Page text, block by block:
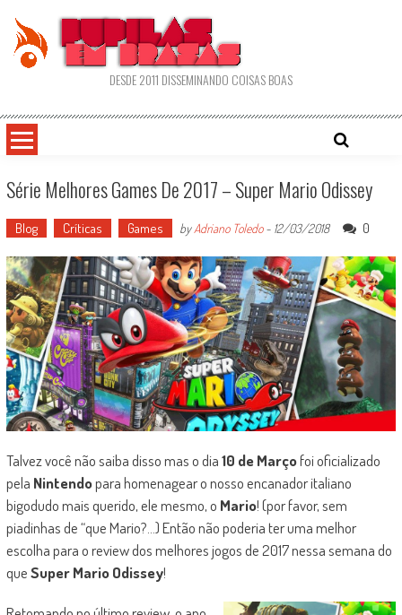
content
DESDE 2011 DISSEMINANDO COISAS BOAS
Série Melhores Games De 2017 – Super Mario Odissey
Blog Críticas Games byAdriano Toledo- 12/03/2018 0
Talvez você não saiba disso mas o dia10 de Marçofoi oficializado
pela Nintendopara homenagear o nosso encanador italiano
bigodudo mais querido, ele mesmo, o Mario! (por favor, sem
piadinhas de “que Mario?…) Então não poderia ter uma melhor
escolha para o review dos melhores jogos de 2017 nessa semana do
queSuper Mario Odissey!